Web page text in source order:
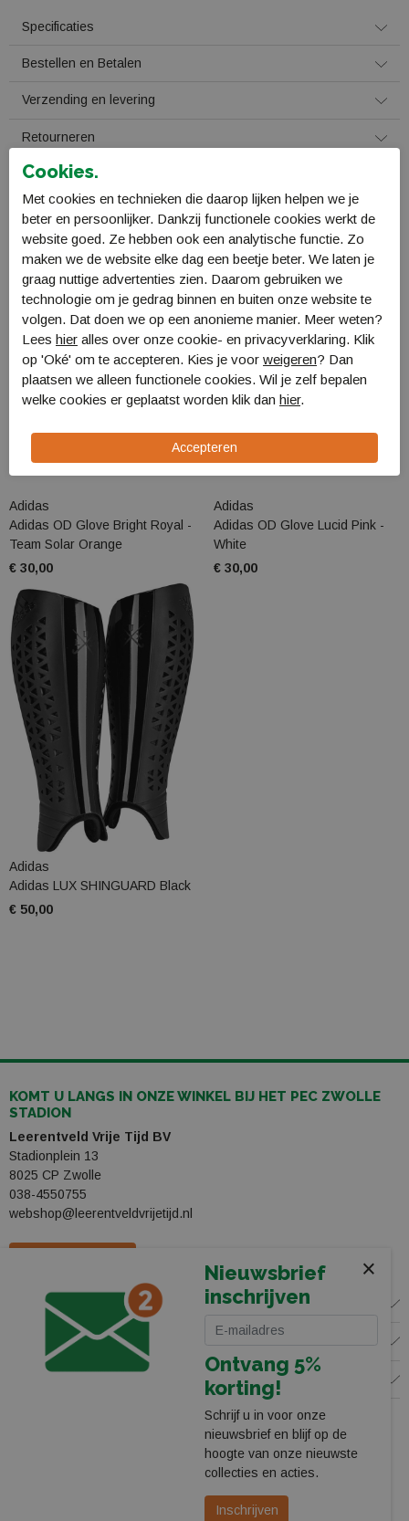
Specificaties
Bestellen en Betalen
Verzending en levering
Retourneren
Adidas
Adidas OD Glove Bright Royal -
Team Solar Orange
€ 30,00
Adidas
Adidas OD Glove Lucid Pink -
White
€ 30,00
Adidas
Adidas LUX SHINGUARD Black
€ 50,00
KOMT U LANGS IN ONZE WINKEL BIJ HET PEC ZWOLLE
STADION
Leerentveld Vrije Tijd BV
Stadionplein 13
8025 CP Zwolle
038-4550755
webshop@leerentveldvrijetijd.nl
WINKEL
KLANTENSERVICE
VOLG ONS
×
Nieuwsbrief
inschrijven
Ontvang 5%
korting!
Schrijf u in voor onze
nieuwsbrief en blijf op de
hoogte van onze nieuwste
collecties en acties.
Inschrijven
Cookies.
Met cookies en technieken die daarop lijken helpen we je
beter en persoonlijker. Dankzij functionele cookies werkt de
website goed. Ze hebben ook een analytische functie. Zo
maken we de website elke dag een beetje beter. We laten je
graag nuttige advertenties zien. Daarom gebruiken we
technologie om je gedrag binnen en buiten onze website te
volgen. Dat doen we op een anonieme manier. Meer weten?
Lees hier alles over onze cookie- en privacyverklaring. Klik
op 'Oké' om te accepteren. Kies je voor weigeren? Dan
plaatsen we alleen functionele cookies. Wil je zelf bepalen
welke cookies er geplaatst worden klik dan hier.